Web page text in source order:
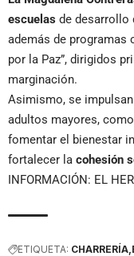
escuelas de desarrollo
además de programas
por la Paz”, dirigidos
marginación.
Asimismo, se
adultos mayores, como
fomentar el bienestar
fortalecer la cohesión
INFORMACIÓN: EL
ETIQUETA: CHARRERÍA